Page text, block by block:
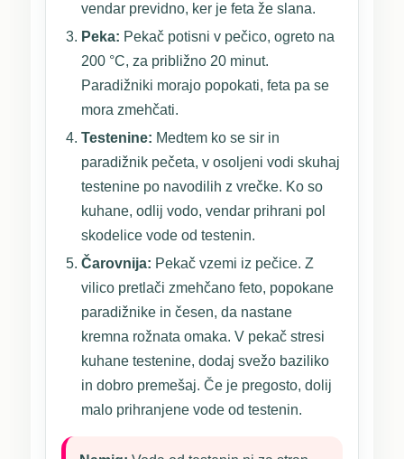
vendar previdno, ker je feta že slana.
Peka: Pekač potisni v pečico, ogreto na
200 °C, za približno 20 minut.
Paradižniki morajo popokati, feta pa se
mora zmehčati.
Testenine: Medtem ko se sir in
paradižnik pečeta, v osoljeni vodi skuhaj
testenine po navodilih z vrečke. Ko so
kuhane, odlij vodo, vendar prihrani pol
skodelice vode od testenin.
Čarovnija: Pekač vzemi iz pečice. Z
vilico pretlači zmehčano feto, popokane
paradižnike in česen, da nastane
kremna rožnata omaka. V pekač stresi
kuhane testenine, dodaj svežo baziliko
in dobro premešaj. Če je pregosto, dolij
malo prihranjene vode od testenin.